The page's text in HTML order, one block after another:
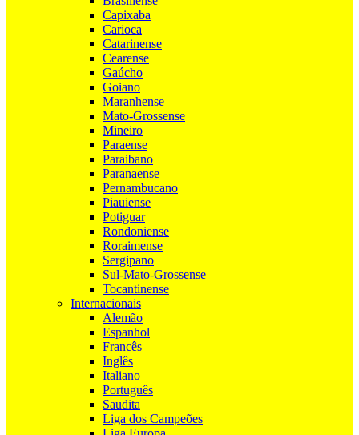
Capixaba
Carioca
Catarinense
Cearense
Gaúcho
Goiano
Maranhense
Mato-Grossense
Mineiro
Paraense
Paraibano
Paranaense
Pernambucano
Piauiense
Potiguar
Rondoniense
Roraimense
Sergipano
Sul-Mato-Grossense
Tocantinense
Internacionais
Alemão
Espanhol
Francês
Inglês
Italiano
Português
Saudita
Liga dos Campeões